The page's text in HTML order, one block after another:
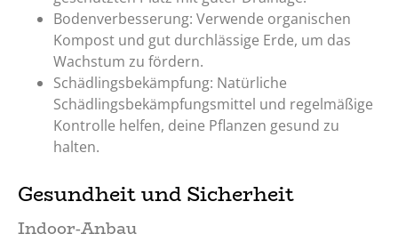
Bodenverbesserung: Verwende organischen
Kompost und gut durchlässige Erde, um das
Wachstum zu fördern.
Schädlingsbekämpfung: Natürliche
Schädlingsbekämpfungsmittel und regelmäßige
Kontrolle helfen, deine Pflanzen gesund zu
halten.
Gesundheit und Sicherheit
Indoor-Anbau